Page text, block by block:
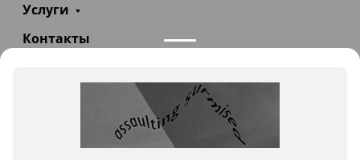
Услуги
Контакты
info@teploexpert.com
Пн—Сб 09:00 – 18:00